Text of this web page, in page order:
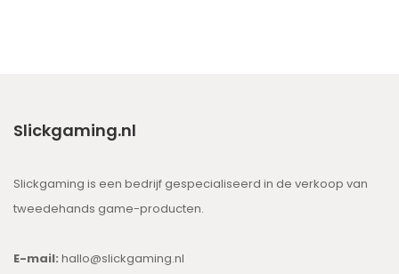
Slickgaming.nl
Slickgaming is een bedrijf gespecialiseerd in de verkoop van
tweedehands game-producten.
E-mail: hallo@slickgaming.nl